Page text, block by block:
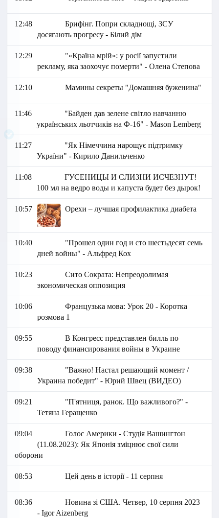
12:48
Брифінг. Попри складнощі, ЗСУ
досягають прогресу - Білий дім
12:29
"«Країна мрій»: у росії запустили
рекламу, яка заохочує померти" - Олена Степова
12:10 Мамины секреты "Домашняя буженина"
11:46
"Байден дав зелене світло навчанню
українських льотчиків на Ф-16" - Mason Lemberg
11:27
"Як Німеччина нарощує підтримку
України" - Кирило Данильченко
11:08
ГУСЕНИЦЫ И СЛИЗНИ ИСЧЕЗНУТ!
100 мл на ведро воды и капуста будет без дырок!
10:57 Орехи – лучшая профилактика диабета
10:40
"Прошел один год и сто шестьдесят семь
дней войны" - Альфред Кох
10:23
Сито Сократа: Непреодолимая
экономическая оппозиция
10:06
Французька мова: Урок 20 - Коротка
розмова 1
09:55
В Конгресс представлен билль по
поводу финансирования войны в Украине
09:38
"Важно! Настал решающий момент /
Украина победит" - Юрий Швец (ВИДЕО)
09:21
"П'ятниця, ранок. Що важливого?" -
Тетяна Геращенко
09:04
Голос Америки - Студія Вашингтон
(11.08.2023): Як Японія зміцнює свої сили
оборони
08:53 Цей день в історії - 11 серпня
08:36
Новина зі США. Четвер, 10 серпня 2023
- Igor Aizenberg